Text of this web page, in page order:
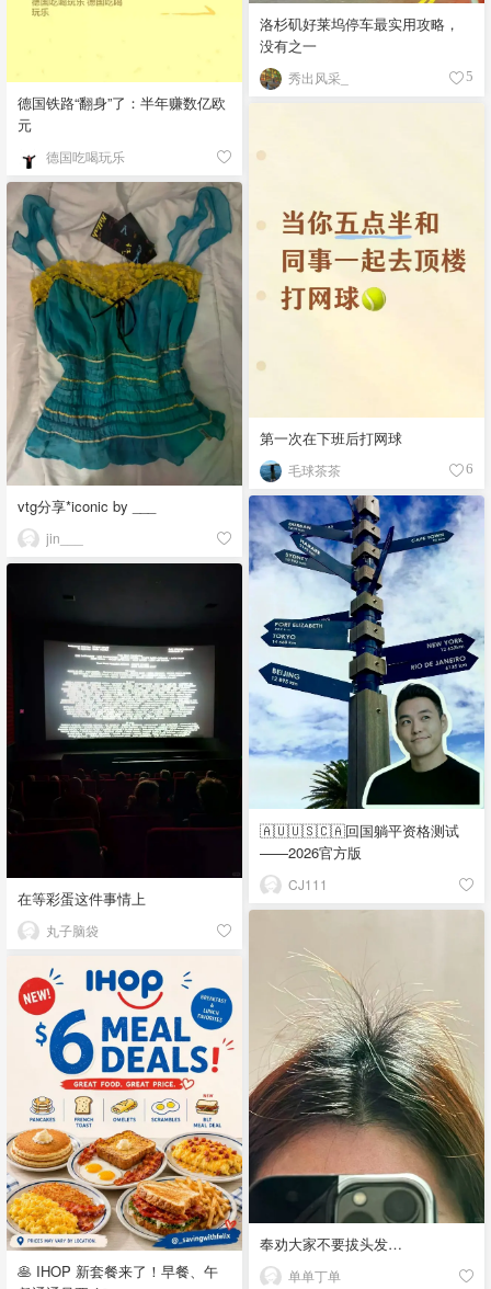
德国铁路“翻身”了：半年赚数亿欧
元
德国吃喝玩乐
洛杉矶好莱坞停车最实用攻略，
没有之一
秀出风采_ 5
第一次在下班后打网球
毛球茶茶 6
vtg分享*iconic by ___
jin___
🇦🇺🇺🇸🇨🇦回国躺平资格测试
——2026官方版
CJ111
在等彩蛋这件事情上
丸子脑袋
奉劝大家不要拔头发…
单单丁单
🥞 IHOP 新套餐来了！早餐、午